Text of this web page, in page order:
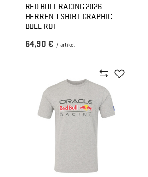
RED BULL RACING 2026
HERREN T-SHIRT GRAPHIC
BULL ROT
64,90 € / artikel